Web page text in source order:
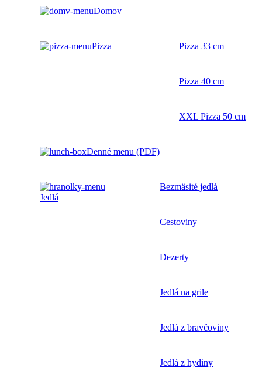
Domov
Pizza Pizza 33 cm
Pizza 40 cm
XXL Pizza 50 cm
Denné menu (PDF)
Jedlá
Bezmäsité jedlá
Cestoviny
Dezerty
Jedlá na grile
Jedlá z bravčoviny
Jedlá z hydiny